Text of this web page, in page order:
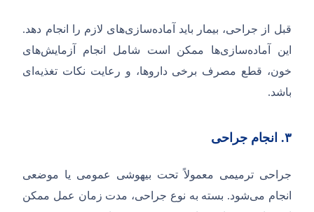
قبل از جراحی، بیمار باید آماده‌سازی‌های لازم را انجام دهد.
این آماده‌سازی‌ها ممکن است شامل انجام آزمایش‌های
خون، قطع مصرف برخی داروها، و رعایت نکات تغذیه‌ای
باشد.
۳. انجام جراحی
جراحی ترمیمی معمولاً تحت بیهوشی عمومی یا موضعی
انجام می‌شود. بسته به نوع جراحی، مدت زمان عمل ممکن